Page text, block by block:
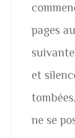
pages
et
ne se